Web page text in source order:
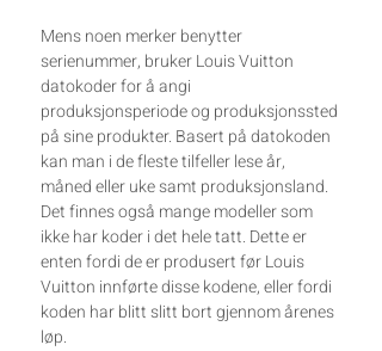
Mens noen merker benytter
serienummer, bruker Louis Vuitton
datokoder for å angi
produksjonsperiode og produksjonssted
på sine produkter. Basert på datokoden
kan man i de fleste tilfeller lese år,
måned eller uke samt produksjonsland.
Det finnes også mange modeller som
ikke har koder i det hele tatt. Dette er
enten fordi de er produsert før Louis
Vuitton innførte disse kodene, eller fordi
koden har blitt slitt bort gjennom årenes
løp.